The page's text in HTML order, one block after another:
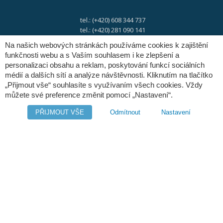
tel.: (+420) 608 344 737
tel.: (+420) 281 090 141
e-mail:info@digres.cz
web:www.digres.cz
Na našich webových stránkách používáme cookies k zajištění
funkčnosti webu a s Vaším souhlasem i ke zlepšení a
personalizaci obsahu a reklam, poskytování funkcí sociálních
médií a dalších sítí a analýze návštěvnosti. Kliknutím na tlačítko
„Přijmout vše“ souhlasíte s využívaním všech cookies. Vždy
můžete své preference změnit pomocí „Nastavení“.
PŘIJMOUT VŠE Odmítnout Nastavení